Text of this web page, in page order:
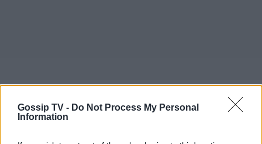
Gossip TV - Do Not Process My Personal
Information
«Όχι, δεν είμαι στον Alpha. Αυτό σταμάτησε τέλη